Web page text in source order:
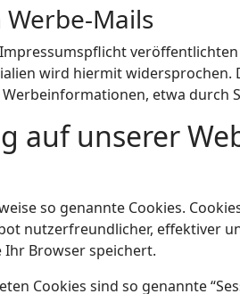
Mails
wird hiermit widersprochen.
etwa durch
auf unserer
so genannte Cookies.
nutzerfreundlicher, effektiver
Ihr Browser speichert.
Cookies sind so genannte